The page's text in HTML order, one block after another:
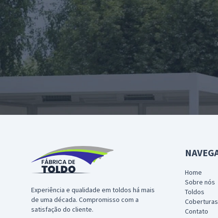
Experiência e qualidade em toldos há mais
de uma década. Compromisso com a
satisfação do cliente.
Home
Sobre nós
Toldos
Coberturas
Contato